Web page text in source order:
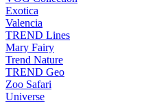
Exotica
Valencia
TREND Lines
Mary Fairy
Trend Nature
TREND Geo
Zoo Safari
Universe